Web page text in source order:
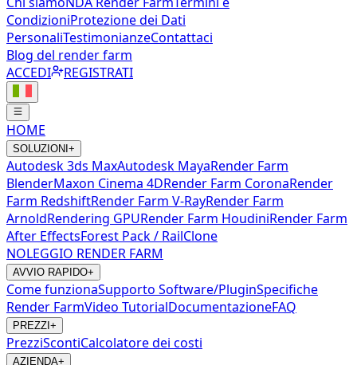
CondizioniProtezione dei Dati
PersonaliTestimonianzeContattaci
Blog del render farm
ACCEDI
REGISTRATI
HOME
SOLUZIONI +
Autodesk 3ds MaxAutodesk MayaRender Farm
BlenderMaxon Cinema 4DRender Farm CoronaRender
Farm RedshiftRender Farm V-RayRender Farm
ArnoldRendering GPURender Farm HoudiniRender Farm
After EffectsForest Pack / RailClone
NOLEGGIO RENDER FARM
AVVIO RAPIDO+
Come funzionaSupporto Software/PluginSpecifiche
Render FarmVideo TutorialDocumentazioneFAQ
PREZZI +
PrezziScontiCalcolatore dei costi
AZIENDA+